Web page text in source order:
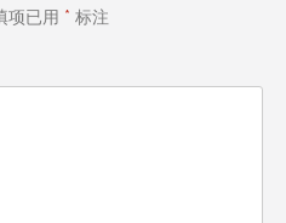
项已用 * 标注